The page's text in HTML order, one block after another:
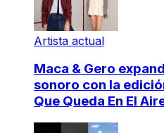
Artista actual
Maca & Gero
sonoro con la
Que Queda En El